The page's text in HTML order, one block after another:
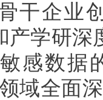
干企业
产学研
感数据
域全面